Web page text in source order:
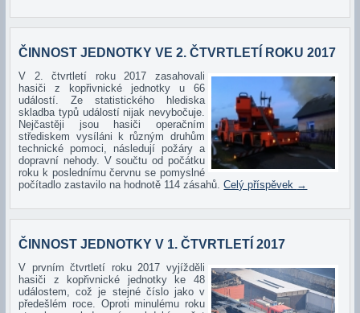
ČINNOST JEDNOTKY VE 2. ČTVRTLETÍ ROKU 2017
V 2. čtvrtletí roku 2017 zasahovali
hasiči z kopřivnické jednotky u 66
událostí. Ze statistického hlediska
skladba typů událostí nijak nevybočuje.
Nejčastěji jsou hasiči operačním
střediskem vysíláni k různým druhům
technické pomoci, následují požáry a
dopravní nehody. V součtu od počátku
roku k poslednímu červnu se pomyslné
počítadlo zastavilo na hodnotě 114 zásahů.Celý příspěvek →
ČINNOST JEDNOTKY V 1. ČTVRTLETÍ 2017
V prvním čtvrtletí roku 2017 vyjížděli
hasiči z kopřivnické jednotky ke 48
událostem, což je stejné číslo jako v
předešlém roce. Oproti minulému roku